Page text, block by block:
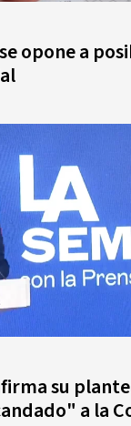
opone a
su
a la